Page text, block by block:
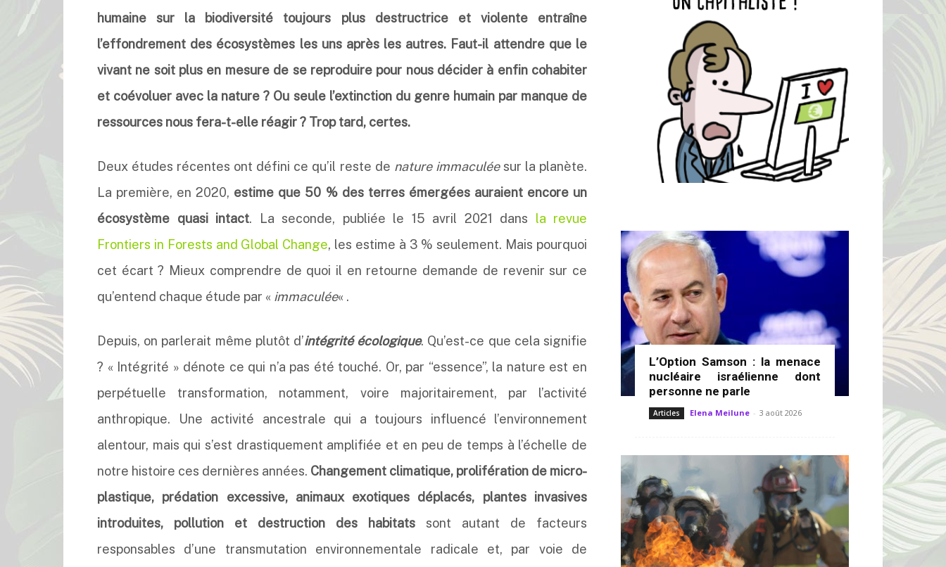
humaine sur la biodiversité toujours plus destructrice et violente entraîne
l’effondrement des écosystèmes les uns après les autres. Faut-il attendre que le
vivant ne soit plus en mesure de se reproduire pour nous décider à enfin cohabiter
et coévoluer avec la nature ? Ou seule l’extinction du genre humain par manque de
ressources nous fera-t-elle réagir ? Trop tard, certes.
Deux études récentes ont défini ce qu’il reste de nature immaculéesur la planète.
La première, en 2020, estime que 50 % des terres émergées auraient encore un
écosystème quasi intact. La seconde, publiée le 15 avril 2021 dans la revue
Frontiers in Forests and Global Change, les estime à 3 % seulement. Mais pourquoi
cet écart ? Mieux comprendre de quoi il en retourne demande de revenir sur ce
qu’entend chaque étude par « immaculée« .
Depuis, on parlerait même plutôt d’intégrité écologique. Qu’est-ce que cela signifie
? « Intégrité » dénote ce qui n’a pas été touché. Or, par “essence”, la nature est en
perpétuelle transformation, notamment, voire majoritairement, par l’activité
anthropique. Une activité ancestrale qui a toujours influencé l’environnement
alentour, mais qui s’est drastiquement amplifiée et en peu de temps à l’échelle de
notre histoire ces dernières années. Changement climatique, prolifération de micro-
plastique, prédation excessive, animaux exotiques déplacés, plantes invasives
introduites, pollution et destruction des habitats sont autant de facteurs
responsables d’une transmutation environnementale radicale et, par voie de
L’Option Samson : la menace
nucléaire israélienne dont
personne ne parle
Articles Elena Meilune - 3 août 2026